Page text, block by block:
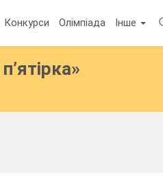
Конкурси Олімпіада Інше